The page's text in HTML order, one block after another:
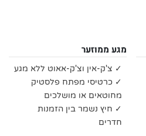
מגע ממוזער
✓ צ'ק-אין וצ'ק-אאוט ללא מגע
✓ כרטיסי מפתח פלסטיק
מחוטאים או מושלכים
✓ חיץ נשמר בין הזמנות
חדרים